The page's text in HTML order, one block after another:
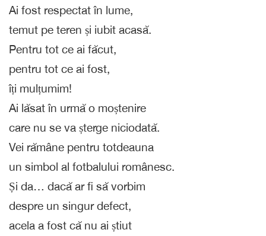
Ai fost respectat în lume,
temut pe teren și iubit acasă.
Pentru tot ce ai făcut,
pentru tot ce ai fost,
îți mulțumim!
Ai lăsat în urmă o moștenire
care nu se va șterge niciodată.
Vei rămâne pentru totdeauna
un simbol al fotbalului românesc.
Și da… dacă ar fi să vorbim
despre un singur defect,
acela a fost că nu ai știut